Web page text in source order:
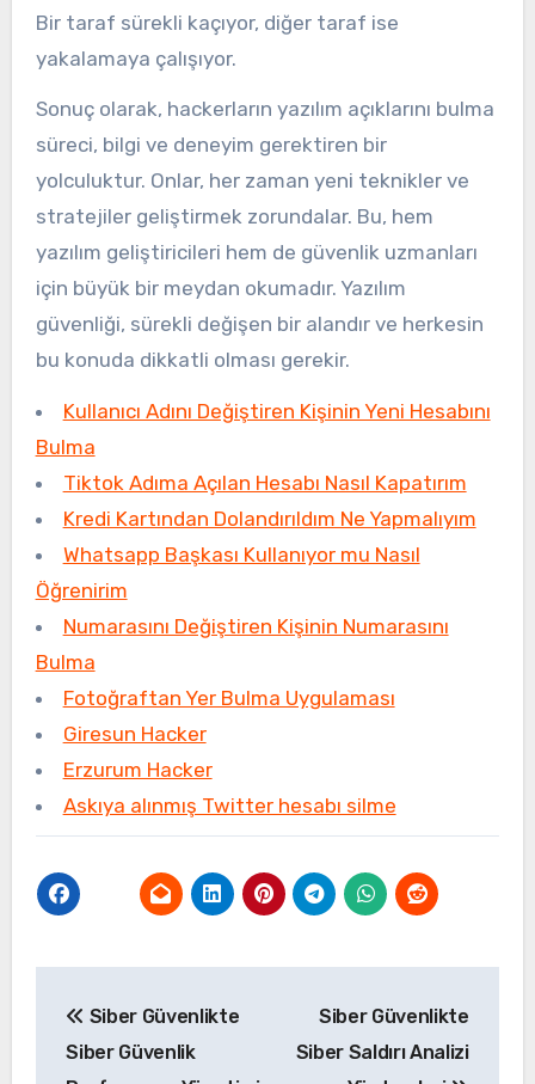
Bir taraf sürekli kaçıyor, diğer taraf ise
yakalamaya çalışıyor.
Sonuç olarak, hackerların yazılım açıklarını bulma
süreci, bilgi ve deneyim gerektiren bir
yolculuktur. Onlar, her zaman yeni teknikler ve
stratejiler geliştirmek zorundalar. Bu, hem
yazılım geliştiricileri hem de güvenlik uzmanları
için büyük bir meydan okumadır. Yazılım
güvenliği, sürekli değişen bir alandır ve herkesin
bu konuda dikkatli olması gerekir.
Kullanıcı Adını Değiştiren Kişinin Yeni Hesabını
Bulma
Tiktok Adıma Açılan Hesabı Nasıl Kapatırım
Kredi Kartından Dolandırıldım Ne Yapmalıyım
Whatsapp Başkası Kullanıyor mu Nasıl
Öğrenirim
Numarasını Değiştiren Kişinin Numarasını
Bulma
Fotoğraftan Yer Bulma Uygulaması
Giresun Hacker
Erzurum Hacker
Askıya alınmış Twitter hesabı silme
gezinmesi
Siber Güvenlikte
Siber Güvenlik
Siber Güvenlikte
Siber Saldırı Analizi